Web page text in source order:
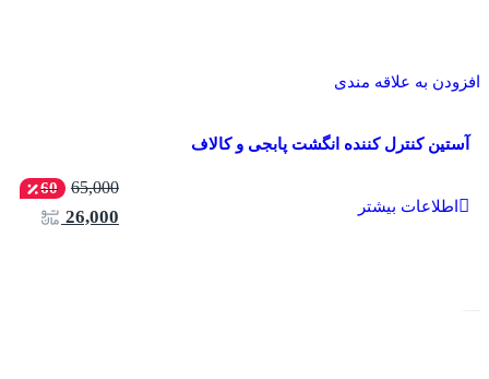
افزودن به علاقه مندی
آستین کنترل کننده انگشت پابجی و کالاف
اطلاعات بیشتر
65,000
60
26,000